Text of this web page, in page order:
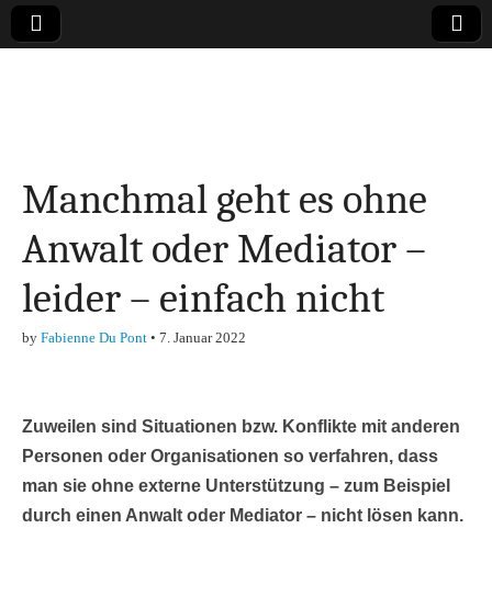
Finanzen,
Marketing-, Vertrieb-
& Investment-Tipps
Manchmal geht es ohne
Anwalt oder Mediator –
leider – einfach nicht
by Fabienne Du Pont • 7. Januar 2022
Zuweilen sind Situationen bzw. Konflikte mit anderen
Personen oder Organisationen so verfahren, dass
man sie ohne externe Unterstützung – zum Beispiel
durch einen Anwalt oder Mediator – nicht lösen kann.